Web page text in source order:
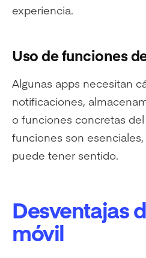
experiencia.
Uso de funciones
Algunas apps necesitan
notificaciones,
o funciones concretas del
funciones son
puede tener sentido.
Desventajas
móvil